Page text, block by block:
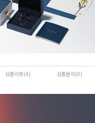
상품리뷰(4) 상품문의(0)